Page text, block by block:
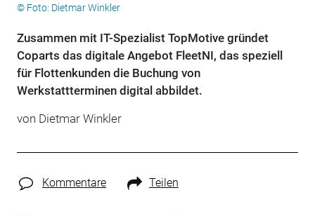
© Foto: Dietmar Winkler
Zusammen mit IT-Spezialist TopMotive gründet
Coparts das digitale Angebot FleetNI, das speziell
für Flottenkunden die Buchung von
Werkstattterminen digital abbildet.
von Dietmar Winkler
Kommentare Teilen